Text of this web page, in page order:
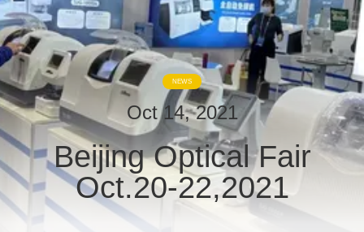
เกี่ยว
กับ
เรา
ทัวร์
โรงงาน
NEWS
Oct 14, 2021
Beijing Optical Fair
Oct.20-22,2021